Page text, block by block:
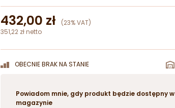
432,00 zł (23% VAT)
351,22 zł netto
OBECNIE BRAK NA STANIE
Powiadom mnie, gdy produkt będzie dostępny w
magazynie